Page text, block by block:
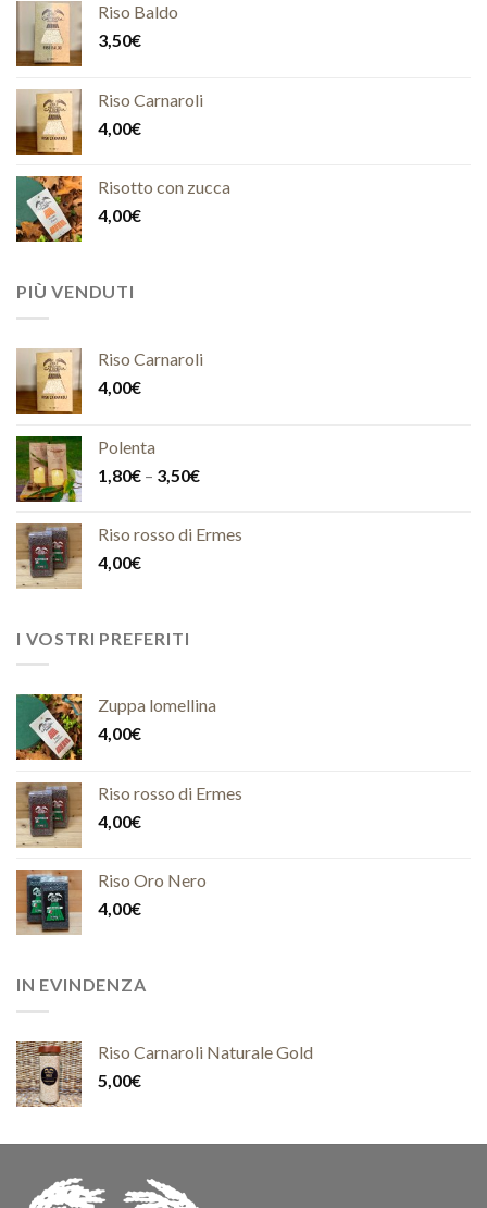
Riso Baldo
3,50€
Riso Carnaroli
4,00€
Risotto con zucca
4,00€
PIÙ VENDUTI
Riso Carnaroli
4,00€
Polenta
1,80€ – 3,50€
Riso rosso di Ermes
4,00€
I VOSTRI PREFERITI
Zuppa lomellina
4,00€
Riso rosso di Ermes
4,00€
Riso Oro Nero
4,00€
IN EVINDENZA
Riso Carnaroli Naturale Gold
5,00€